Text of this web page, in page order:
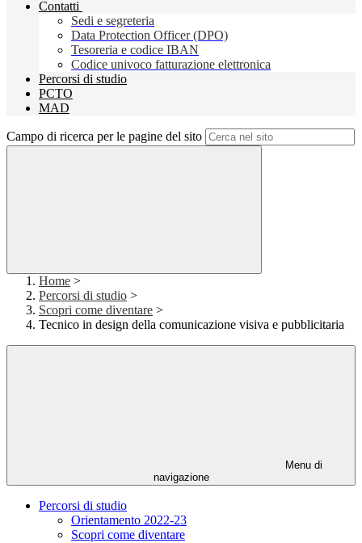
Contatti
Sedi e segreteria
Data Protection Officer (DPO)
Tesoreria e codice IBAN
Codice univoco fatturazione elettronica
Percorsi di studio
PCTO
MAD
Campo di ricerca per le pagine del sito
Home >
Percorsi di studio >
Scopri come diventare >
Tecnico in design della comunicazione visiva e pubblicitaria
Menu di
navigazione
Percorsi di studio
Orientamento 2022-23
Scopri come diventare